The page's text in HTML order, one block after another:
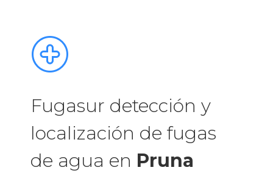
Fugasur detección y
localización de fugas
de agua en Pruna